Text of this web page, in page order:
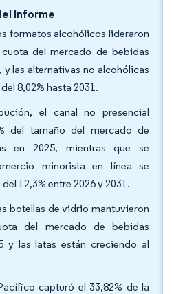
Informe
formatos alcohólicos lideraron
del mercado de bebidas
y las alternativas no alcohólicas
8,02% hasta 2031.
el canal no presencial
del tamaño del mercado de
en 2025, mientras que se
minorista en línea se
12,3% entre 2026 y 2031.
botellas de vidrio mantuvieron
del mercado de bebidas
y las latas están creciendo al
capturó el 33,82% de la